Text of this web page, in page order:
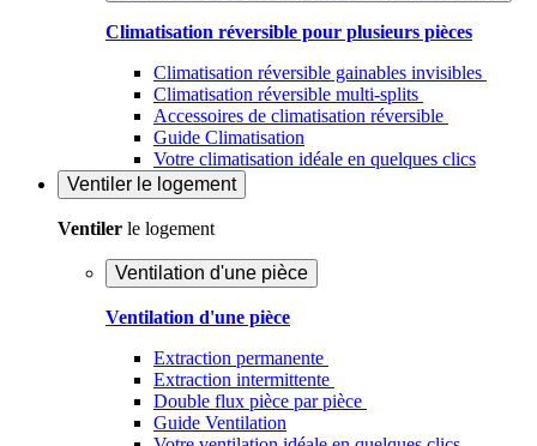
Climatisation réversible pour plusieurs pièces
Climatisation réversible gainables invisibles
Climatisation réversible multi-splits
Accessoires de climatisation réversible
Guide Climatisation
Votre climatisation idéale en quelques clics
Ventiler le logement
Ventiler le logement
Ventilation d'une pièce
Ventilation d'une pièce
Extraction permanente
Extraction intermittente
Double flux pièce par pièce
Guide Ventilation